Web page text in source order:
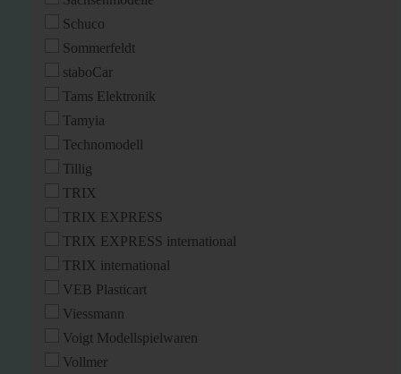
Schuco
Sommerfeldt
staboCar
Tams Elektronik
Tamyia
Technomodell
Tillig
TRIX
TRIX EXPRESS
TRIX EXPRESS international
TRIX international
VEB Plasticart
Viessmann
Voigt Modellspielwaren
Vollmer